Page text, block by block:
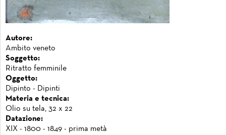
Autore:
Ambito veneto
Soggetto:
Ritratto femminile
Oggetto:
Dipinto - Dipinti
Materia e tecnica:
Olio su tela, 32 x 22
Datazione:
XIX - 1800 - 1849 - prima metà